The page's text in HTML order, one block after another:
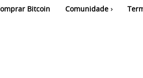
Bitcoin Comunidade